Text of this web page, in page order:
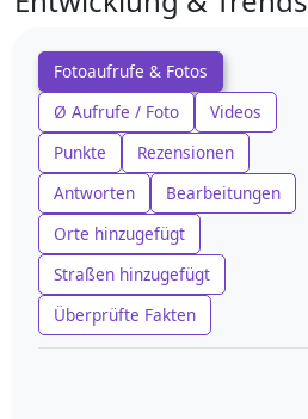
Fotoaufrufe & Fotos
Ø Aufrufe / Foto
Videos
Punkte
Rezensionen
Antworten
Bearbeitungen
Orte hinzugefügt
Straßen hinzugefügt
Überprüfte Fakten